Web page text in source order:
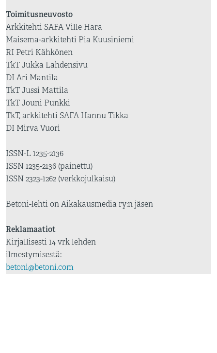
Toimitusneuvosto
Arkkitehti SAFA Ville Hara
Maisema-arkkitehti Pia Kuusiniemi
RI Petri Kähkönen
TkT Jukka Lahdensivu
DI Ari Mantila
TkT Jussi Mattila
TkT Jouni Punkki
TkT, arkkitehti SAFA Hannu Tikka
DI Mirva Vuori
ISSN-L 1235-2136
ISSN 1235-2136 (painettu)
ISSN 2323-1262 (verkkojulkaisu)
Betoni-lehti on Aikakausmedia ry:n jäsen
Reklamaatiot
Kirjallisesti 14 vrk lehden
ilmestymisestä:
betoni@betoni.com